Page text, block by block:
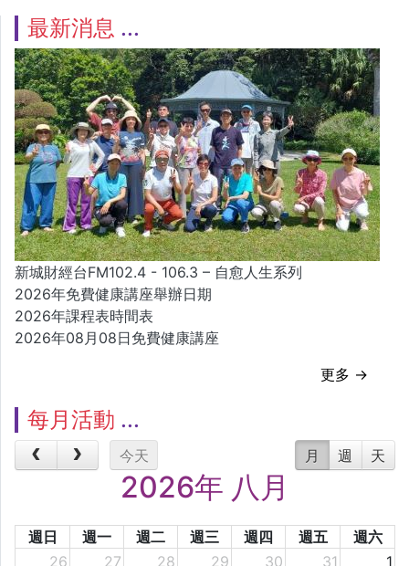
最新消息
新城財經台FM102.4 - 106.3 – 自愈人生系列
2026年免費健康講座舉辦日期
2026年課程表時間表
2026年08月08日免費健康講座
更多 →
每月活動
今天 月 週 天
2026年 八月
週日 週一 週二 週三 週四 週五
週六
26
27 28 29 30 31 1